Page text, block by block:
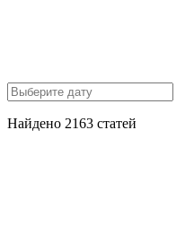
Найдено 2163 статей